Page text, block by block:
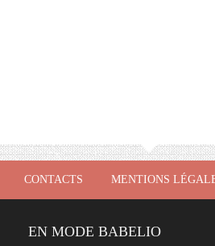
CONTACTS MENTIONS
EN MODE BABELIO